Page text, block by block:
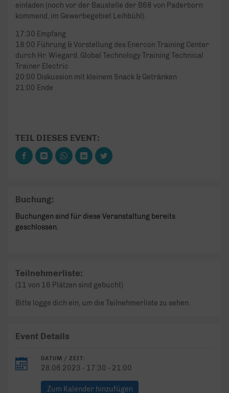
einladen (noch vor der Baustelle der B68 von Paderborn
kommend, im Gewerbegebiet Leihbühl).
17:30 Empfang
18:00 Führung & Vorstellung des Enercon Training Center
durch Hr. Wiegard, Global Technology Training Technical
Trainer Electric
20:00 Diskussion mit kleinem Snack & Getränken
21:00 Ende
TEIL DIESES EVENT:
Buchung:
Buchungen sind für diese Veranstaltung bereits
geschlossen.
Teilnehmerliste:
(11 von 16 Plätzen sind gebucht)
Bitte logge dich ein, um die Teilnehmerliste zu sehen.
Event Details
DATUM / ZEIT:
28.06.2023 - 17:30 - 21:00
Zum Kalender hinzufügen